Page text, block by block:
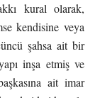
kural olarak,
kendisine veya
şahsa ait bir
inşa etmiş ve
ait imar